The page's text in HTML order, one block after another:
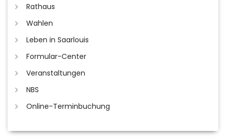
Rathaus
Wahlen
Leben in Saarlouis
Formular-Center
Veranstaltungen
NBS
Online-Terminbuchung